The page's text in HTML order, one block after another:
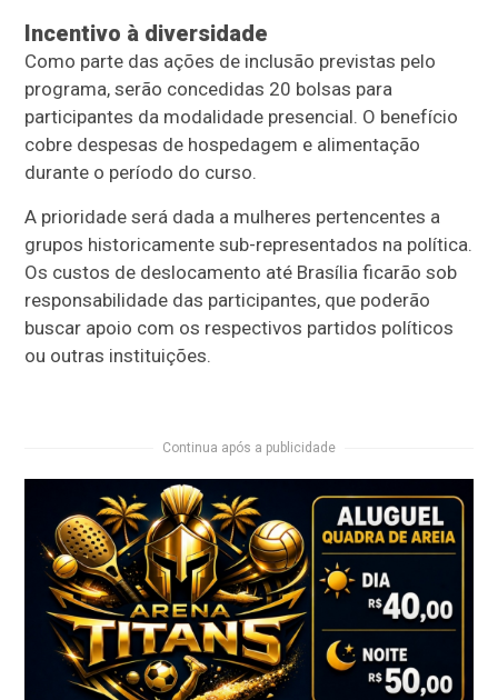
Incentivo à diversidade
Como parte das ações de inclusão previstas pelo
programa, serão concedidas 20 bolsas para
participantes da modalidade presencial. O benefício
cobre despesas de hospedagem e alimentação
durante o período do curso.
A prioridade será dada a mulheres pertencentes a
grupos historicamentesub-representados na política.
Os custos de deslocamento até Brasília ficarão sob
responsabilidade das participantes, que poderão
buscar apoio com os respectivos partidos políticos
ou outras instituições.
Continua após a publicidade